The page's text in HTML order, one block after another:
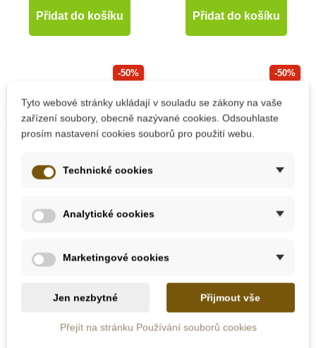
Přidat do košíku Přidat do košíku
-50%
Výprodej
Do školy
PlanToys Logické
puzzle - válečky
198 Kč395 Kč
-50%
Výprodej
Do školy
Kid O Magnetická
písmo
565 Kč1 129 Kč
Tyto webové stránky ukládají v souladu se zákony na vaše
zařízení soubory, obecně nazývané cookies. Odsouhlaste
prosím nastavení cookies souborů pro použití webu.
Technické cookies
Analytické cookies
Marketingové cookies
Jen nezbytné Přijmout vše
Přejít na stránku Používání souborů cookies